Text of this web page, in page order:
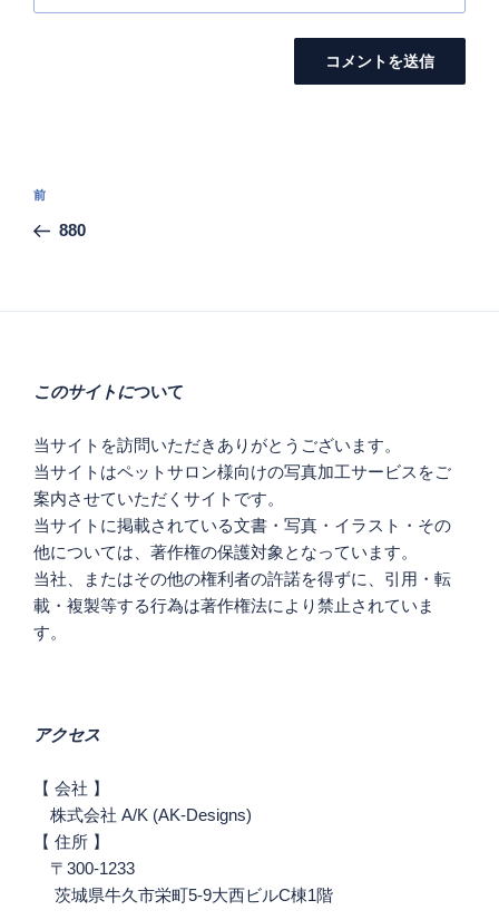
投
ナ
ゲ
ョ
ン
前
の
前
880
このサイトについて
当サイトを訪問いただきありがとうございます。
当サイトはペットサロン様向けの写真加工サービスをご
案内させていただくサイトです。
当サイトに掲載されている文書・写真・イラスト・その
他については、著作権の保護対象となっています。
当社、またはその他の権利者の許諾を得ずに、引用・転
載・複製等する行為は著作権法により禁止されていま
す。
アクセス
【 会社 】
株式会社 A/K (AK-Designs)
【 住所 】
〒300-1233
茨城県牛久市栄町5-9大西ビルC棟1階